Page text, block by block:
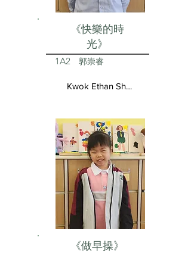
《快樂的時
光》
1A2 郭崇睿
Kwok Ethan Shun Yui
《做早操》